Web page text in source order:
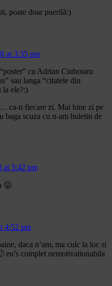
poate doar puerilă:)
at 3:35 pm
cu Adrian Ciubotaru
sau langa “citatele din
la ele?:)
ca-n fiecare zi. Mai bine zi pe
baga scuza cu n-am buletin de
at 3:42 pm
😛
4:52 pm
daca n’am, ma culc la loc si
eu’s complet nemotivationabila